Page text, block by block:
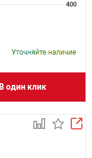
400
В один клик